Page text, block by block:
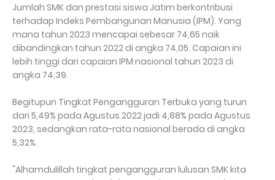
Jumlah SMK dan prestasi siswa Jatim berkontribusi
terhadap Indeks Pembangunan Manusia (IPM). Yang
mana tahun 2023 mencapai sebesar 74,65 naik
dibandingkan tahun 2022 di angka 74,05. Capaian ini
lebih tinggi dari capaian IPM nasional tahun 2023 di
angka 74,39.
Begitupun Tingkat Pengangguran Terbuka yang turun
dari 5,49% pada Agustus 2022 jadi 4,88% pada Agustus
2023, sedangkan rata-rata nasional berada di angka
5,32%.
"Alhamdulillah tingkat pengangguran lulusan SMK kita